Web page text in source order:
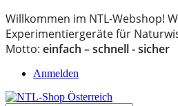
Willkommen im NTL-Webshop!
Experimentiergeräte für
Motto: einfach – schnell - sicher
Anmelden